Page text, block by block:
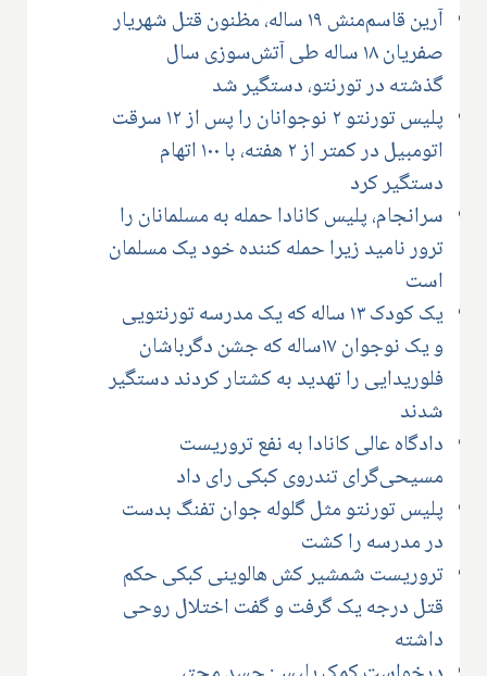
آرین قاسم‌منش ۱۹ ساله، مظنون قتل شهریار
صفریان ۱۸ ساله طی آتش‌سوزی سال
گذشته در تورنتو، دستگیر شد
پلیس تورنتو ۲ نوجوانان را پس از ۱۲ سرقت
اتومبیل در کمتر از ۲ هفته، با ۱۰۰ اتهام
دستگیر کرد
سرانجام، پلیس کانادا حمله به مسلمانان را
ترور نامید زیرا حمله کننده خود یک مسلمان
است
یک کودک ۱۳ ساله که یک مدرسه تورنتویی
و یک نوجوان ۱۷ساله که جشن دگرباشان
فلوریدایی را تهدید به کشتار کردند دستگیر
شدند
دادگاه عالی کانادا به نفع تروریست
مسیحی‌گرای تندروی کبکی رای داد
پلیس تورنتو مثل گلوله جوان تفنگ بدست
در مدرسه را کشت
تروریست شمشیر کش هالوینی کبکی حکم
قتل درجه یک گرفت و گفت اختلال روحی
داشته